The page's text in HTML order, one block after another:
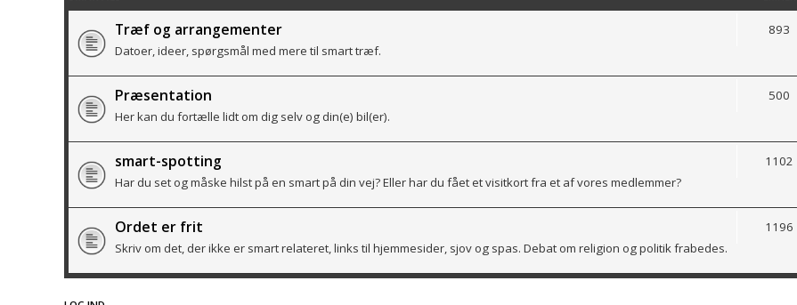
Træf og arrangementer
Datoer, ideer, spørgsmål med mere til smart træf.
893
Præsentation
Her kan du fortælle lidt om dig selv og din(e) bil(er).
500
smart-spotting
Har du set og måske hilst på en smart på din vej? Eller har du fået et visitkort fra et af vores medlemmer?
1102
Ordet er frit
Skriv om det, der ikke er smart relateret, links til hjemmesider, sjov og spas. Debat om religion og politik frabedes.
1196